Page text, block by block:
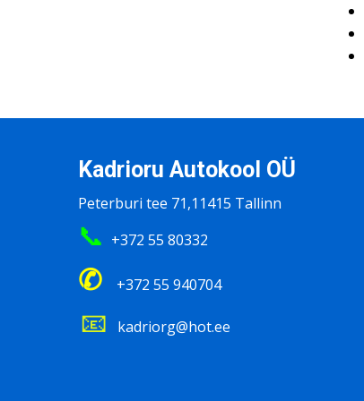
Kadrioru Autokool OÜ
Peterburi tee 71,11415 Tallinn
📞 +372 55 80332
✆ +372 55 940704
📧 kadriorg@hot.ee